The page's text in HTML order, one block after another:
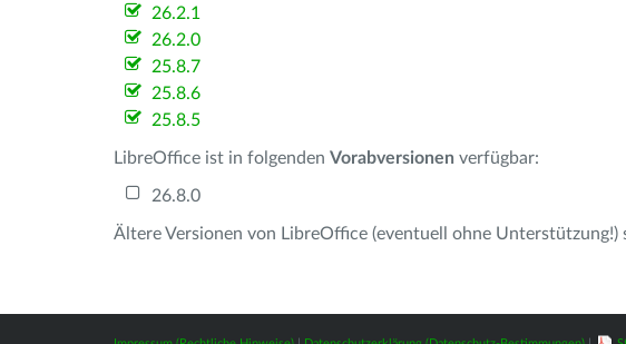
26.2.1
26.2.0
25.8.7
25.8.6
25.8.5
LibreOffice ist in folgenden Vorabversionen verfügbar:
26.8.0
Ältere Versionen von LibreOffice (eventuell ohne Unterstützung!)